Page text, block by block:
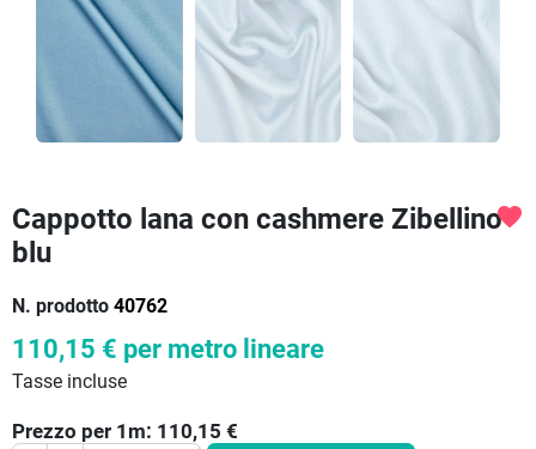
Cappotto lana con cashmere Zibellino
blu
N. prodotto 40762
favorite
110,15 € per metro lineare
Tasse incluse
Prezzo per 1 m: 110,15 €